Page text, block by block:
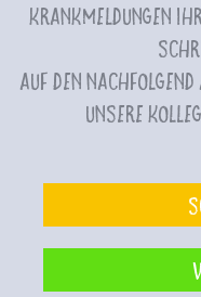
Krankmeldungen
Auf den
unsere